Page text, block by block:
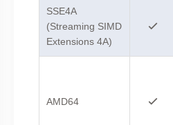
SSE4A
(Streaming SIMD
Extensions 4A)
AMD64